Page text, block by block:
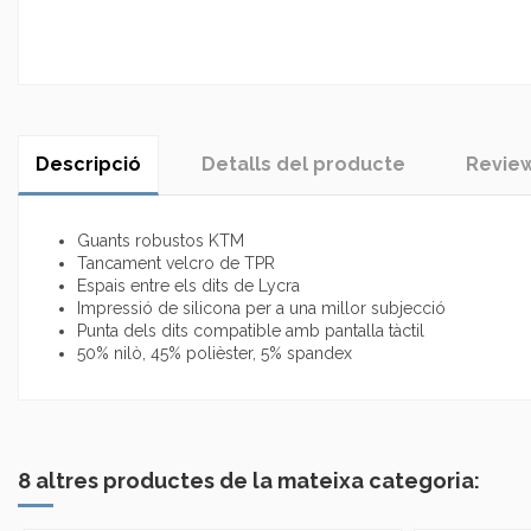
Descripció Detalls del producte
Guants robustos KTM
Tancament velcro de TPR
Espais entre els dits de Lycra
Impressió de silicona per a una millor subjecció
Punta dels dits compatible amb pantalla tàctil
50% nilò, 45% polièster, 5% spandex
8 altres productes de la mateixa categoria: